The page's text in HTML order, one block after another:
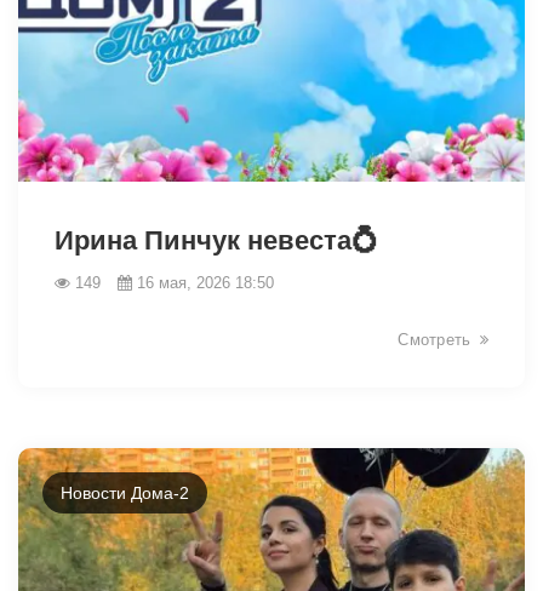
Ирина Пинчук невеста💍
149 16 мая, 2026 18:50
Смотреть
Новости Дома-2